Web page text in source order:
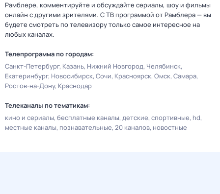
Рамблере, комментируйте и обсуждайте сериалы, шоу и фильмы
онлайн с другими зрителями. С ТВ программой от Рамблера — вы
будете смотреть по телевизору только самое интересное на
любых каналах.
Телепрограмма по городам:
Санкт-Петербург Казань Нижний Новгород Челябинск
Екатеринбург Новосибирск Сочи Красноярск Омск Самара
Ростов-на-Дону Краснодар
Телеканалы по тематикам:
кино и сериалы бесплатные каналы детские спортивные hd
местные каналы познавательные 20 каналов новостные